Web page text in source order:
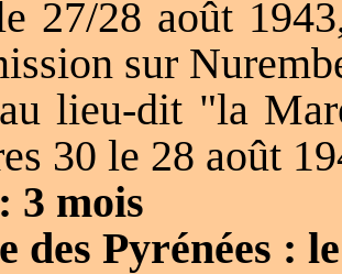
27/28 août
sur
lieu-dit "la
30 le 28 août
3 mois
des Pyrénées :